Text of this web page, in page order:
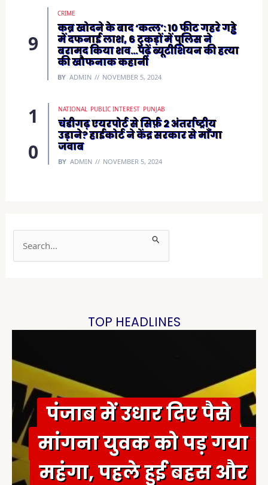
CRIME
कब्र खोदने के बाद ‘कत्ल’: 10 फीट गहरे गड्ढे
में दफनाई लाश, 6 टुकड़ों में पुलिस ने
बरामद किया शव…पढ़ें ब्यूटीशियन की हत्या
की खौफनाक कहानी
BY ADMIN NOVEMBER 5, 2024
NATIONAL PUBLIC INTEREST PUNJAB
चंडीगढ़ एयरपोर्ट से सिर्फ़ 2 अंतर्राष्ट्रीय
उड़ाने? हाईकोर्ट ने केंद्र सरकार से माँगा
जवाब
BY ADMIN NOVEMBER 5, 2024
r
:
TOP HEADLINES
पंजाब में उधार दिए पैसे
मांगना युवक को पड़ गया
महंगा, पहले हुई बहस और